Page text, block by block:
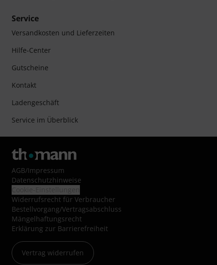
Service
Versandkosten und Lieferzeiten
Hilfe-Center
Gutscheine
Kontakt
Ladengeschäft
Service im Überblick
AGB/Impressum
Datenschutzhinweise
Widerrufsrecht für Verbraucher
Bestellvorgang/Vertragsabschluss
Mängelhaftungsrecht
Erklärung zur Barrierefreiheit
Vertrag widerrufen